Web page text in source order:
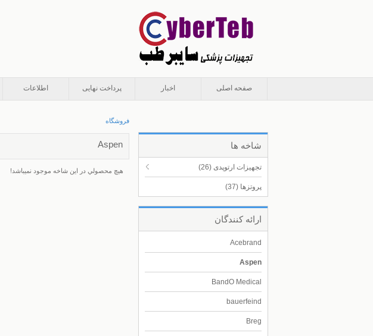
صفحه اصلی اخبار پرداخت نهایی اطلاعات
شاخه ها
تجهیزات ارتوپدی(26)
پروتزها(37)
ارائه كنندگان
Acebrand
Aspen
BandO Medical
bauerfeind
Breg
فروشگاه
Aspen
هيچ محصولي در اين شاخه موجود نميباشد!